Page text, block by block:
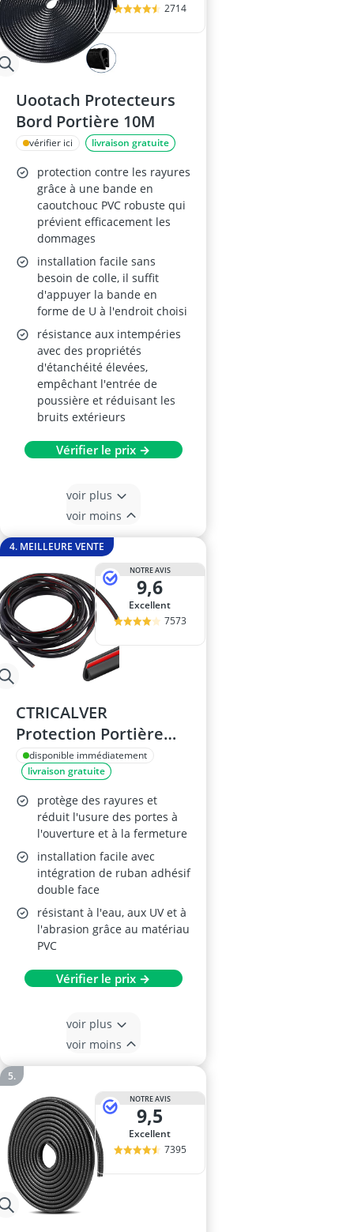
2714
Uootach Protecteurs
Bord Portière 10M
vérifier ici livraison gratuite
protection contre les rayures
grâce à une bande en
caoutchouc PVC robuste qui
prévient efficacement les
dommages
installation facile sans
besoin de colle, il suffit
d'appuyer la bande en
forme de U à l'endroit choisi
résistance aux intempéries
avec des propriétés
d'étanchéité élevées,
empêchant l'entrée de
poussière et réduisant les
bruits extérieurs
Vérifier le prix →
voir plus
voir moins
4. MEILLEURE VENTE
NOTRE AVIS
9,6
Excellent
7573
CTRICALVER
Protection Portière
Voiture 5M
disponible immédiatement
livraison gratuite
protège des rayures et
réduit l'usure des portes à
l'ouverture et à la fermeture
installation facile avec
intégration de ruban adhésif
double face
résistant à l'eau, aux UV et à
l'abrasion grâce au matériau
PVC
Vérifier le prix →
voir plus
voir moins
NOTRE AVIS
9,5
Excellent
7395